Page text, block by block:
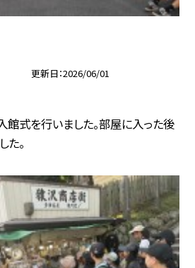
更新日 2026/06/01
館式を行いました。部屋に入った後
た。